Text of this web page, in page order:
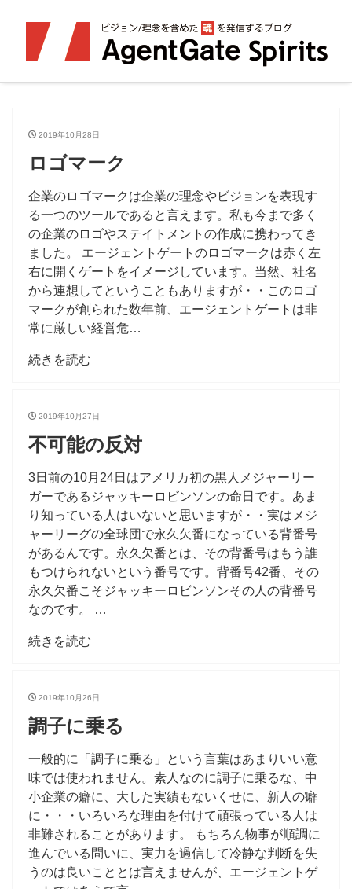
2019年10月28日
ロゴマーク
企業のロゴマークは企業の理念やビジョンを表現す
る一つのツールであると言えます。私も今まで多く
の企業のロゴやステイトメントの作成に携わってき
ました。 エージェントゲートのロゴマークは赤く左
右に開くゲートをイメージしています。当然、社名
から連想してということもありますが・・このロゴ
マークが創られた数年前、エージェントゲートは非
常に厳しい経営危…
続きを読む
2019年10月27日
不可能の反対
3日前の10月24日はアメリカ初の黒人メジャーリー
ガーであるジャッキーロビンソンの命日です。あま
り知っている人はいないと思いますが・・実はメジ
ャーリーグの全球団で永久欠番になっている背番号
があるんです。永久欠番とは、その背番号はもう誰
もつけられないという番号です。背番号42番、その
永久欠番こそジャッキーロビンソンその人の背番号
なのです。 …
続きを読む
2019年10月26日
調子に乗る
一般的に「調子に乗る」という言葉はあまりいい意
味では使われません。素人なのに調子に乗るな、中
小企業の癖に、大した実績もないくせに、新人の癖
に・・・いろいろな理由を付けて頑張っている人は
非難されることがあります。 もちろん物事が順調に
進んでいる問いに、実力を過信して冷静な判断を失
うのは良いこととは言えませんが、エージェントゲ